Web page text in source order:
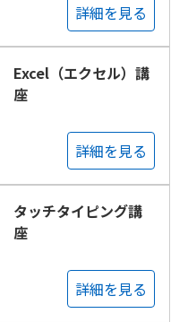
詳細を見る
Excel（エクセル）講
座
詳細を見る
タッチタイピング講
座
詳細を見る